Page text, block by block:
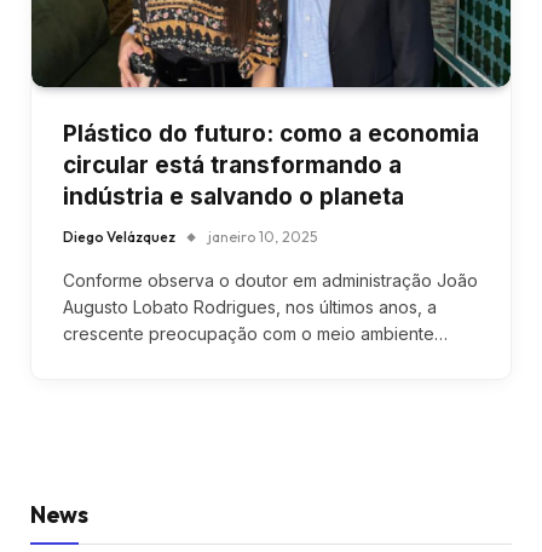
Plástico do futuro: como a economia
circular está transformando a
indústria e salvando o planeta
Diego Velázquez janeiro 10, 2025
Conforme observa o doutor em administração João
Augusto Lobato Rodrigues, nos últimos anos, a
crescente preocupação com o meio ambiente…
News